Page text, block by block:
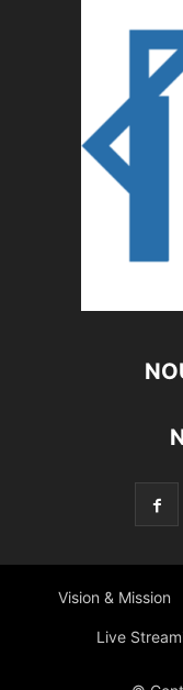
Vision & Mission
Live